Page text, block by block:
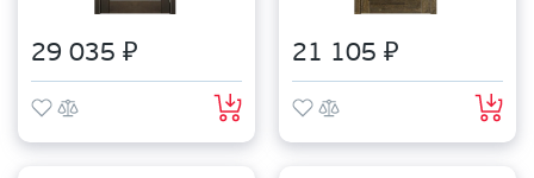
29 035 ₽ 21 105 ₽